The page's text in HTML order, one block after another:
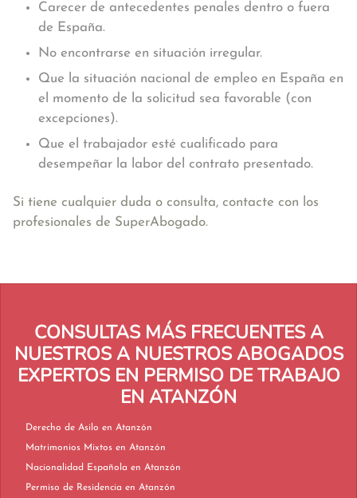
Carecer de antecedentes penales dentro o fuera
de España.
No encontrarse en situación irregular.
Que la situación nacional de empleo en España en
el momento de la solicitud sea favorable (con
excepciones).
Que el trabajador esté cualificado para
desempeñar la labor del contrato presentado.
Si tiene cualquier duda o consulta, contacte con los
profesionales de SuperAbogado.
CONSULTAS MÁS FRECUENTES A
NUESTROS A NUESTROS ABOGADOS
EXPERTOS EN PERMISO DE TRABAJO
EN ATANZÓN
Derecho de Asilo en Atanzón
Matrimonios Mixtos en Atanzón
Nacionalidad Española en Atanzón
Permiso de Residencia en Atanzón